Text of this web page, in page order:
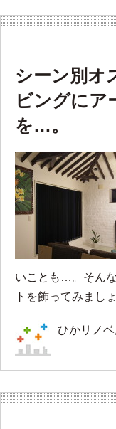
シーン別
ビングにア
を…。
いことも…。そん
トを飾ってみまし
ひかリノ